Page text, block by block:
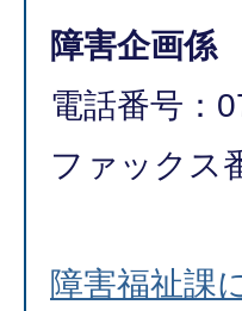
障害企画係
電話番号：
ファックス
障害福祉課